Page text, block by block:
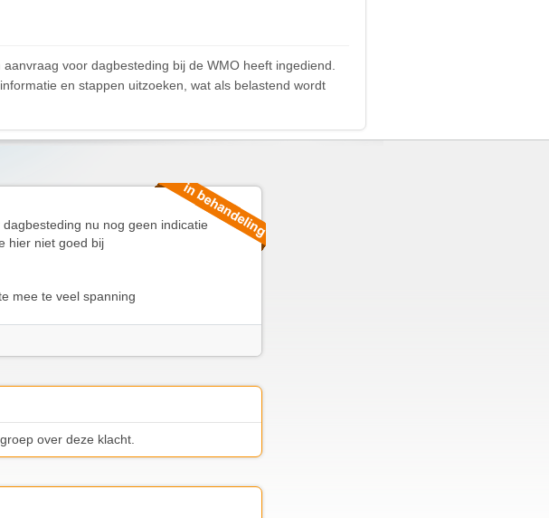
voor dagbesteding bij de WMO heeft ingediend.
en stappen uitzoeken, wat als belastend wordt
nu nog geen indicatie
hier niet goed bij
mee te veel spanning
over deze klacht.